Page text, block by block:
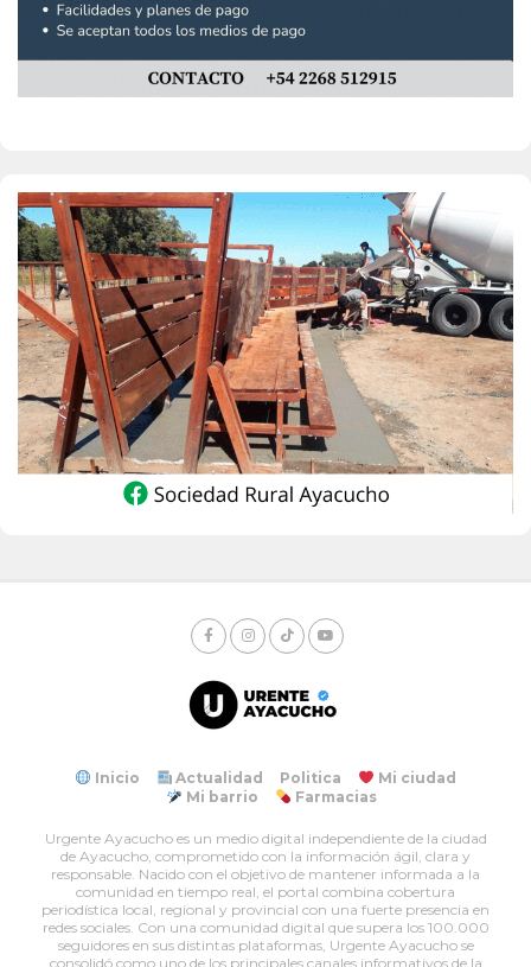
Inicio Actualidad Politica
Mi ciudad
Mi barrio
Farmacias
Urgente Ayacucho es un medio digital independiente de la ciudad
de Ayacucho, comprometido con la información ágil, clara y
responsable. Nacido con el objetivo de mantener informada a la
comunidad en tiempo real, el portal combina cobertura
periodística local, regional y provincial con una fuerte presencia en
redes sociales. Con una comunidad digital que supera los 100.000
seguidores en sus distintas plataformas, Urgente Ayacucho se
consolidó como uno de los principales canales informativos de la